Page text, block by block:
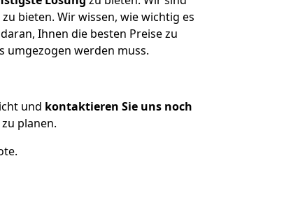
zu bieten. Wir wissen, wie wichtig es
Ihnen die besten Preise zu
umgezogen werden muss.
und kontaktieren Sie uns noch
planen.